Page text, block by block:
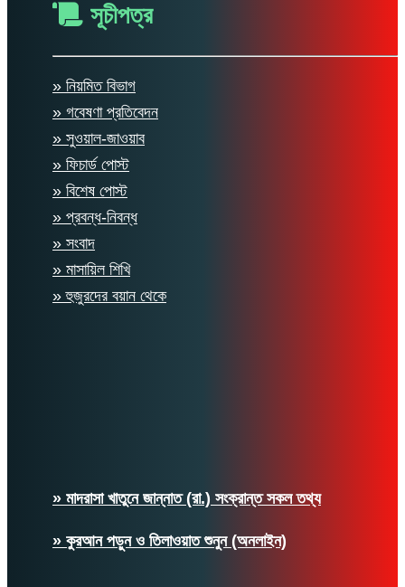
সূচীপত্র
» নিয়মিত বিভাগ
» গবেষণা প্রতিবেদন
» সুওয়াল-জাওয়াব
» ফিচার্ড পোস্ট
» বিশেষ পোস্ট
» প্রবন্ধ-নিবন্ধ
» সংবাদ
» মাসায়িল শিখি
» হুজুরদের বয়ান থেকে
» মাদরাসা খাতুনে জান্নাত (রা.) সংক্রান্ত সকল তথ্য
» কুরআন পড়ুন ও তিলাওয়াত শুনুন (অনলাইন)